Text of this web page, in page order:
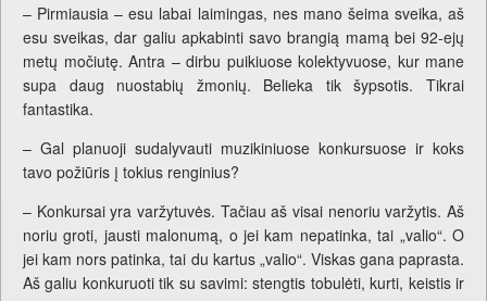
– Pirmiausia – esu labai laimingas, nes mano šeima sveika, aš
esu sveikas, dar galiu apkabinti savo brangią mamą bei 92-ejų
metų močiutę. Antra – dirbu puikiuose kolektyvuose, kur mane
supa daug nuostabių žmonių. Belieka tik šypsotis. Tikrai
fantastika.
– Gal planuoji sudalyvauti muzikiniuose konkursuose ir koks
tavo požiūris į tokius renginius?
– Konkursai yra varžytuvės. Tačiau aš visai nenoriu varžytis. Aš
noriu groti, jausti malonumą, o jei kam nepatinka, tai „valio“. O
jei kam nors patinka, tai du kartus „valio“. Viskas gana paprasta.
Aš galiu konkuruoti tik su savimi: stengtis tobulėti, kurti, keistis ir